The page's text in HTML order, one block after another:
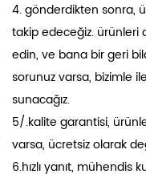
4. gönderdikten sonra,
takip edeceğiz. ürünleri
edin, ve bana bir geri
sorunuz varsa, bizimle
sunacağız.
5/.kalite garantisi,
varsa, ücretsiz olarak
6.hızlı yanıt, mühendis